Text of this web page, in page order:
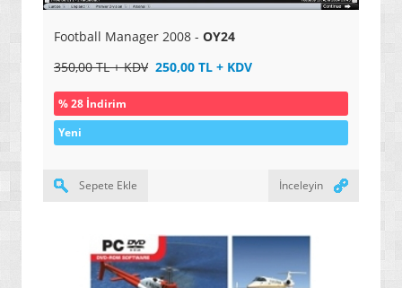
» SARJ ETME SİSTEMLERİ
» UYDU TAKİP CİHAZLARI VE KONTROL SİSTEMLERİ
» UYDU ALICI / AKILLI KUMANDALAR
Football Manager 2008 - OY24
350,00 TL + KDV 250,00 TL + KDV
% 28 İndirim
Yeni
Sepete Ekle İnceleyin